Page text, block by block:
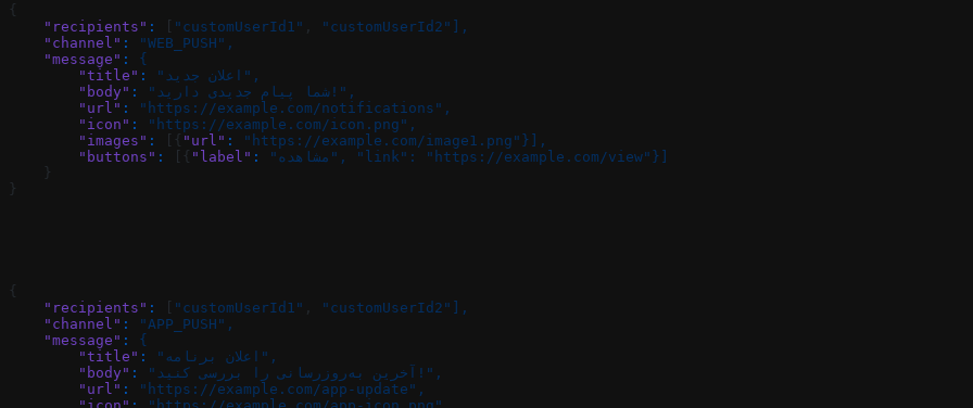
{
    "recipients"
: "customUserId1"
"customUserId2"],
    "channel"
:
"WEB_PUSH",
    "message"
:
{
        "title"
:
"اعلان جدید",
        "body"
:
"شما پیام جدیدی دارید!",
        "url"
:
"https://example.com/notifications",
        "icon"
:
"https://example.com/icon.png",
        "images"
: [{ "url" :
"https://example.com/image1.png"}],
        "buttons"
: [{ "label" : "مشاهده", "link":
"https://example.com/view"}]
    }
}
{
    "recipients"
: "customUserId1" ,
"customUserId2"],
    "channel"
:
"APP_PUSH",
    "message"
:
{
        "title"
:
"اعلان برنامه",
        "body"
:
"آخرین به‌روزرسانی را بررسی کنید!",
        "url"
:
"https://example.com/app-update",